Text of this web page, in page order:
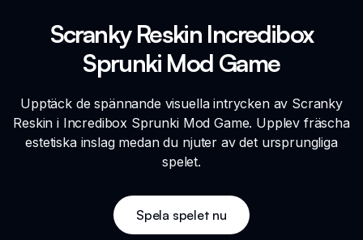
Scranky Reskin Incredibox
Sprunki Mod Game
Upptäck de spännande visuella intrycken av Scranky
Reskin i Incredibox Sprunki Mod Game. Upplev fräscha
estetiska inslag medan du njuter av det ursprungliga
spelet.
Spela spelet nu